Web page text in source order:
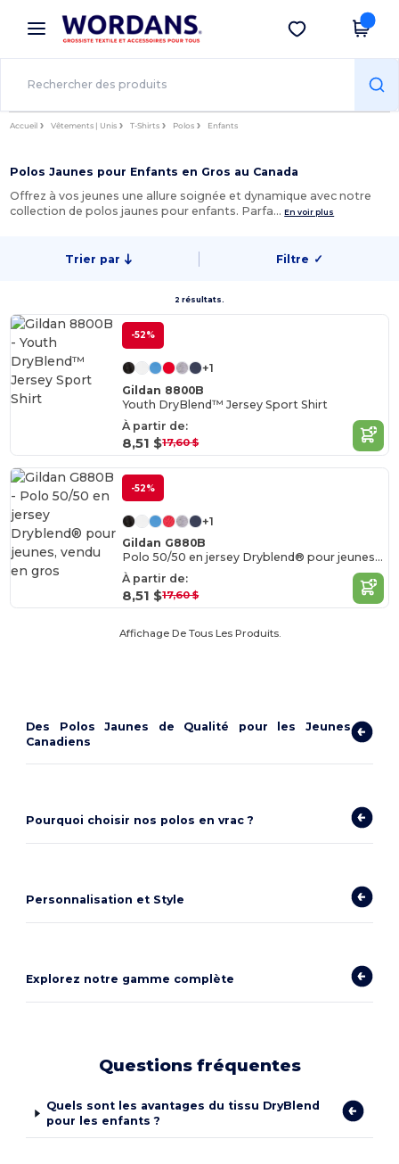
× Appli Wordans
Meilleurs prix sur l’app !
Obtenir l'appli
Accueil Vêtements | Unis T-Shirts Polos Enfants
Polos Jaunes pour Enfants en Gros au Canada
Offrez à vos jeunes une allure soignée et dynamique avec notre
collection de polos jaunes pour enfants. Parfa…En voir plus
Trier par Filtre ✓
2 résultats.
-52%
+1
Gildan 8800B
Youth DryBlend™ Jersey Sport Shirt
À partir de:
8,51 $17,60 $
-52%
+1
Gildan G880B
Polo 50/50 en jersey Dryblend® pour jeunes, vendu en gros
À partir de:
8,51 $17,60 $
Affichage De Tous Les Produits.
Des Polos Jaunes de Qualité pour les Jeunes
Canadiens
Pourquoi choisir nos polos en vrac ?
Personnalisation et Style
Explorez notre gamme complète
Questions fréquentes
Quels sont les avantages du tissu DryBlend
pour les enfants ?